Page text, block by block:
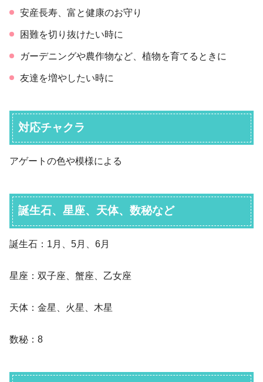
安産長寿、富と健康のお守り
困難を切り抜けたい時に
ガーデニングや農作物など、植物を育てるときに
友達を増やしたい時に
対応チャクラ
アゲートの色や模様による
誕生石、星座、天体、数秘など
誕生石：1月、5月、6月
星座：双子座、蟹座、乙女座
天体：金星、火星、木星
数秘：8